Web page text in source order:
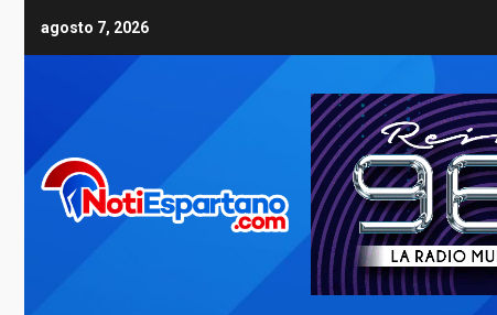
agosto 7, 2026